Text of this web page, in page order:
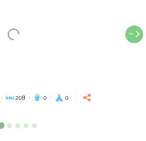
208 0 0